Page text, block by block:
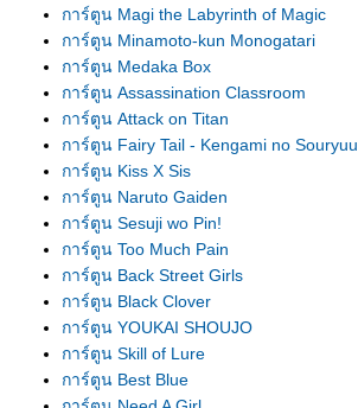
การ์ตูน Magi the Labyrinth of Magic
การ์ตูน Minamoto-kun Monogatari
การ์ตูน Medaka Box
การ์ตูน Assassination Classroom
การ์ตูน Attack on Titan
การ์ตูน Fairy Tail - Kengami no Souryuu
การ์ตูน Kiss X Sis
การ์ตูน Naruto Gaiden
การ์ตูน Sesuji wo Pin!
การ์ตูน Too Much Pain
การ์ตูน Back Street Girls
การ์ตูน Black Clover
การ์ตูน YOUKAI SHOUJO
การ์ตูน Skill of Lure
การ์ตูน Best Blue